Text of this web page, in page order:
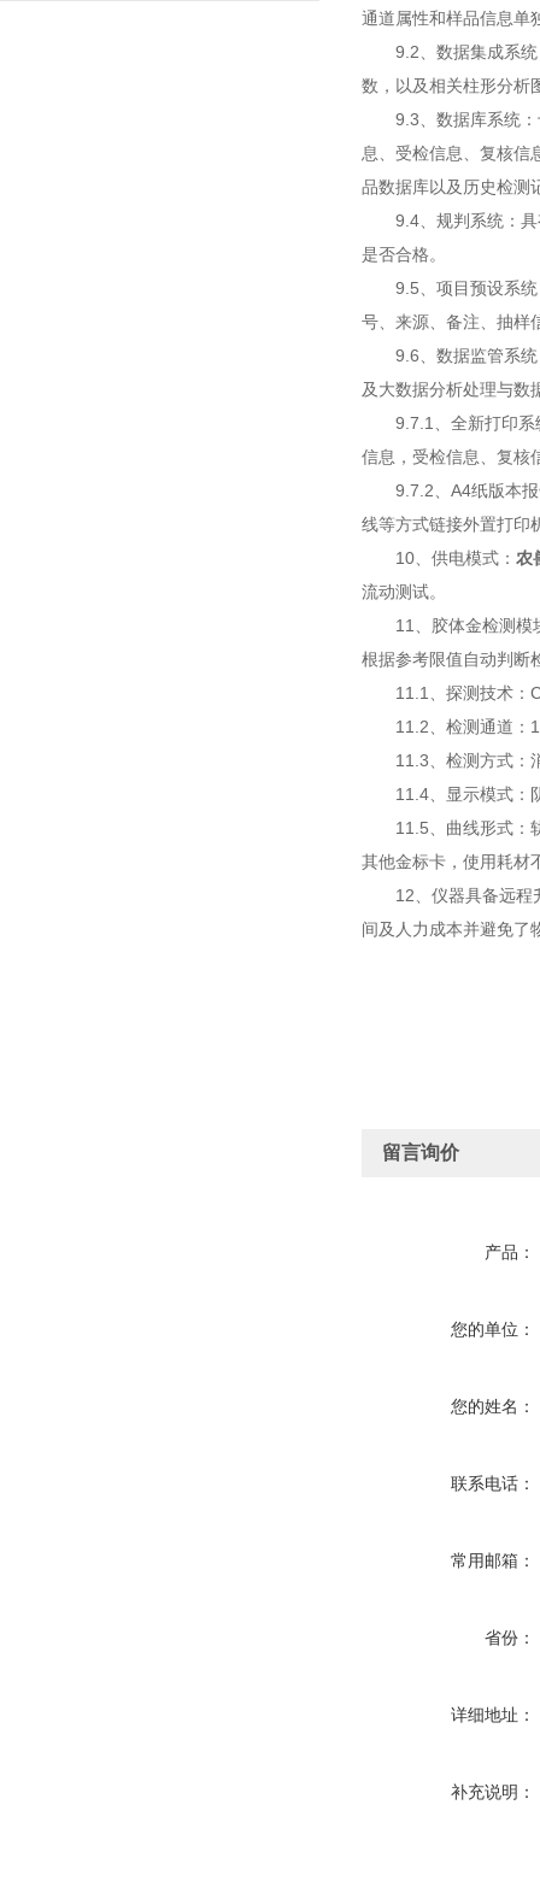
通道属性和样品信息单
9.2、数据集成系统
数，以及相关柱形分析
9.3、数据库系统：
息、受检信息、复核信
品数据库以及历史检测
9.4、规判系统：具
是否合格。
9.5、项目预设系统
号、来源、备注、抽样
9.6、数据监管系统
及大数据分析处理与数
9.7.1、全新打印系统
信息，受检信息、复核
9.7.2、A4纸版本报
线等方式链接外置打印
10、供电模式： 农
流动测试。
11、胶体金检测模块
根据参考限值自动判断
11.1、探测技术：
11.2、检测通道：1
11.3、检测方式：
11.4、显示模式：
11.5、曲线形式：轨
其他金标卡，使用耗材
12、仪器具备远程升
间及人力成本并避免了
留言询价
产品：
您的单位：
您的姓名：
联系电话：
常用邮箱：
省份：
详细地址：
补充说明：